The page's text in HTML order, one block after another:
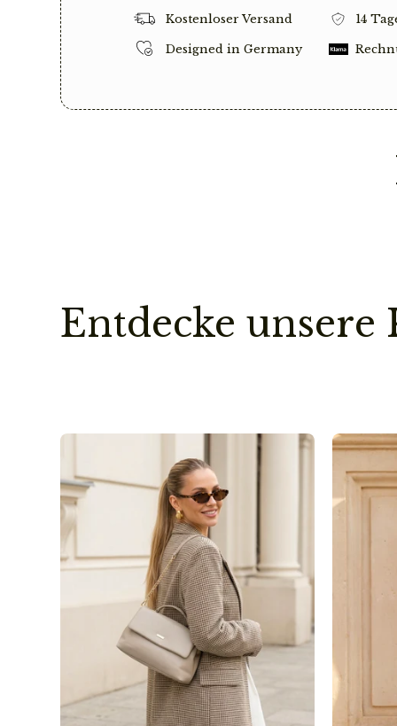
Kostenloser Versand
14
Designed in Germany
Entdecke